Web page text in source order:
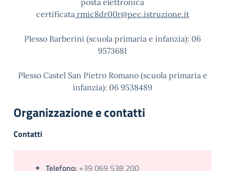
posta elettronica
certificata rmic8dr00r@pec.istruzione.it
Plesso Barberini (scuola primaria e infanzia): 06
9573681
Plesso Castel San Pietro Romano (scuola primaria e
infanzia): 06 9538489
Organizzazione e contatti
Contatti
Telefono: +39 069 538 200